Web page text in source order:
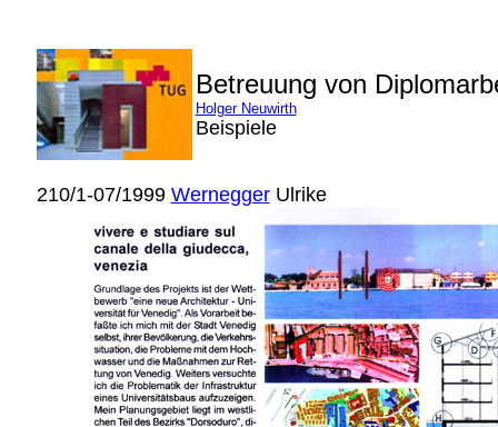
Betreuung von
Holger Neuwirth
Beispiele
210/1-07/1999 WerneggerUlrike